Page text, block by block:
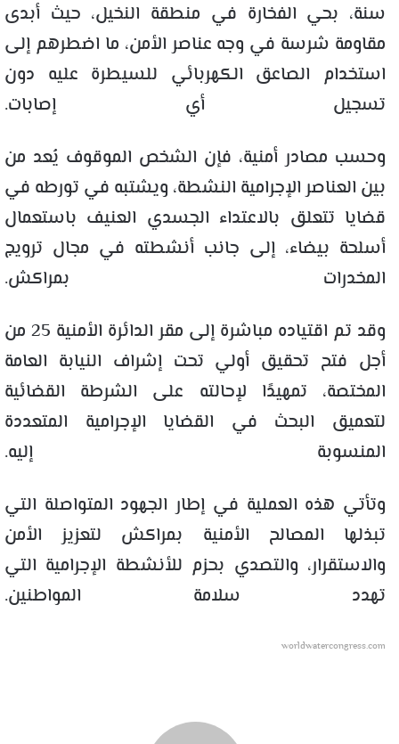
سنة، بحي الفخارة في منطقة النخيل، حيث أبدى
مقاومة شرسة في وجه عناصر الأمن، ما اضطرهم إلى
استخدام الصاعق الكهربائي للسيطرة عليه دون
تسجيل أي إصابات.
وحسب مصادر أمنية، فإن الشخص الموقوف يُعد من
بين العناصر الإجرامية النشطة، ويشتبه في تورطه في
قضايا تتعلق بالاعتداء الجسدي العنيف باستعمال
أسلحة بيضاء، إلى جانب أنشطته في مجال ترويج
المخدرات بمراكش.
وقد تم اقتياده مباشرة إلى مقر الدائرة الأمنية 25 من
أجل فتح تحقيق أولي تحت إشراف النيابة العامة
المختصة، تمهيدًا لإحالته على الشرطة القضائية
لتعميق البحث في القضايا الإجرامية المتعددة
المنسوبة إليه.
وتأتي هذه العملية في إطار الجهود المتواصلة التي
تبذلها المصالح الأمنية بمراكش لتعزيز الأمن
والاستقرار، والتصدي بحزم للأنشطة الإجرامية التي
تهدد سلامة المواطنين.
worldwatercongress.com